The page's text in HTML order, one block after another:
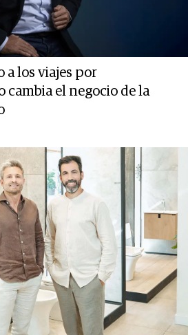
a los viajes por
cambia el negocio de la